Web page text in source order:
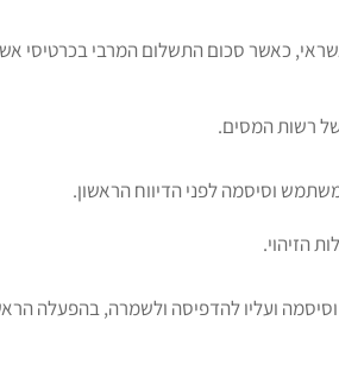
רשות המסים.
וסיסמה לפני הדיווח הראשון.
הזיהוי.
ועליו להדפיסה ולשמרה,בהפעלה